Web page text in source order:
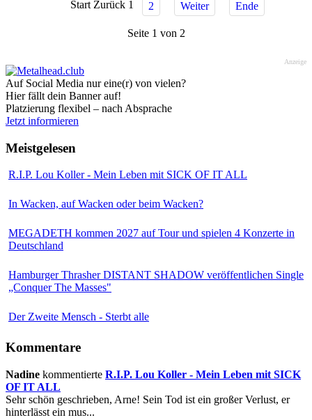
Start Zurück 1 2 Weiter Ende
Seite 1 von 2
Anzeige
Auf Social Media nur eine(r) von vielen?
Hier fällt dein Banner auf!
Platzierung flexibel – nach Absprache
Jetzt informieren
Meistgelesen
R.I.P. Lou Koller - Mein Leben mit SICK OF IT ALL
In Wacken, auf Wacken oder beim Wacken?
MEGADETH kommen 2027 auf Tour und spielen 4 Konzerte in
Deutschland
Hamburger Thrasher DISTANT SHADOW veröffentlichen Single
„Conquer The Masses"
Der Zweite Mensch - Sterbt alle
Kommentare
Nadine kommentierte R.I.P. Lou Koller - Mein Leben mit SICK
OF IT ALL
Sehr schön geschrieben, Arne! Sein Tod ist ein großer Verlust, er
hinterlässt ein mus...